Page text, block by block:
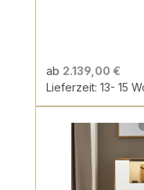
ab 2.139,00 €
Lieferzeit: 13- 15